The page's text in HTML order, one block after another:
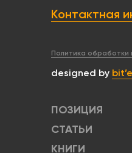
Контактная
Политика
designed by
ПОЗИЦИЯ
СТАТЬИ
КНИГИ